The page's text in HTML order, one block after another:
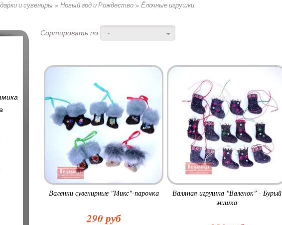
и сувениры > Новый год и Рождество > Ёлочные игрушки
Сортировать по -
Валенки сувенирные "Микс"-парочка
290 руб
Валяная игрушка "Валенок" - Бурый
мишка